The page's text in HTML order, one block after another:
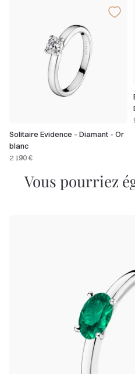
Solitaire Evidence - Diamant - Or
blanc
2 190 €
Vous pourriez